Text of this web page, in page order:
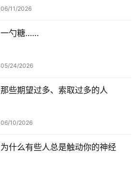
06/11/2026
一勺糖……
05/24/2026
那些期望过多、索取过多的人
06/10/2026
为什么有些人总是触动你的神经